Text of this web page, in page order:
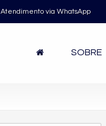
Atendimento via WhatsApp
SOBRE